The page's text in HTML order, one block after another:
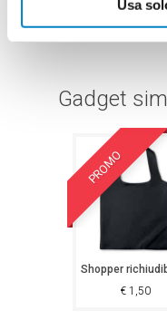
Usa
Gadget
€1,50
PROMO